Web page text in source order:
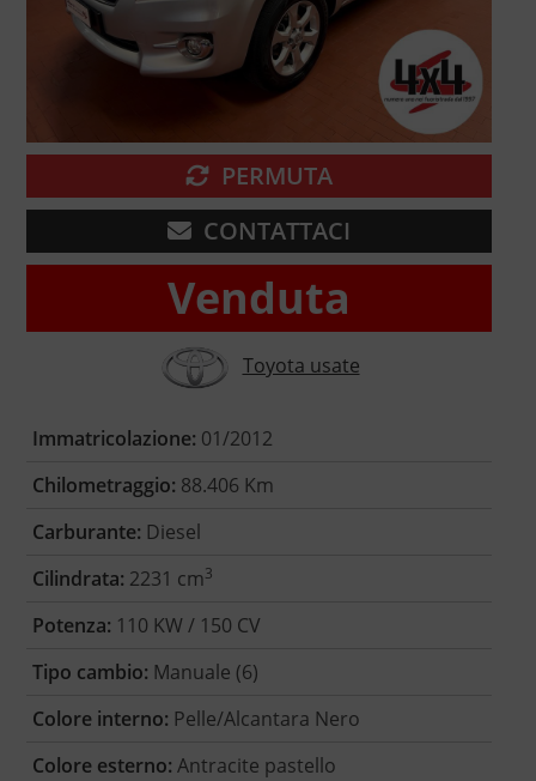
PERMUTA
CONTATTACI
Venduta
Toyota usate
Immatricolazione: 01/2012
Chilometraggio: 88.406 Km
Carburante: Diesel
Cilindrata: 2231 cm3
Potenza: 110 KW / 150 CV
Tipo cambio: Manuale (6)
Colore interno: Pelle/Alcantara Nero
Colore esterno: Antracite pastello